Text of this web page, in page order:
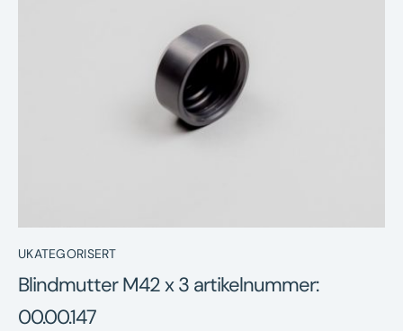
Underhållstips
Kontakt
UKATEGORISERT
Blindmutter M42 x 3 artikelnummer:
00.00.147